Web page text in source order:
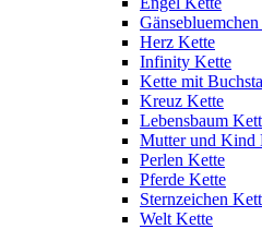
Herz Kette
Infinity Kette
Kette mit
Kreuz Kette
Lebensbaum
Mutter und Kind
Perlen Kette
Pferde Kette
Sternzeichen
Welt Kette